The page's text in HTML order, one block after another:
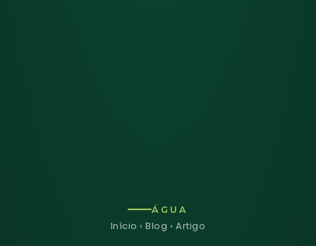
ÁGUA
Início ›Blog › Artigo